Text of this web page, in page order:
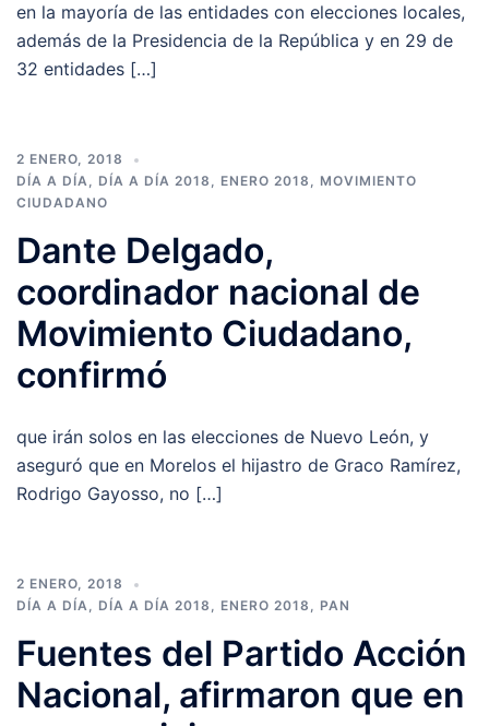
en la mayoría de las entidades con elecciones locales,
además de la Presidencia de la República y en 29 de
32 entidades […]
2 ENERO, 2018
DÍA A DÍA, DÍA A DÍA 2018 , ENERO 2018 , MOVIMIENTO
CIUDADANO
Dante Delgado,
coordinador nacional de
Movimiento Ciudadano,
confirmó
que irán solos en las elecciones de Nuevo León, y
aseguró que en Morelos el hijastro de Graco Ramírez,
Rodrigo Gayosso, no […]
2 ENERO, 2018
DÍA A DÍA, DÍA A DÍA 2018 , ENERO 2018 , PAN
Fuentes del Partido Acción
Nacional, afirmaron que en